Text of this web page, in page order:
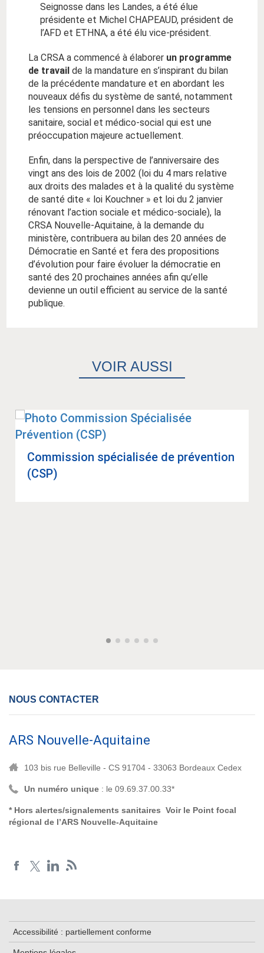
Seignosse dans les Landes, a été élue
présidente et Michel CHAPEAUD, président de
l’AFD et ETHNA, a été élu vice-président.
La CRSA a commencé à élaborer un programme
de travail de la mandature en s’inspirant du bilan
de la précédente mandature et en abordant les
nouveaux défis du système de santé, notamment
les tensions en personnel dans les secteurs
sanitaire, social et médico-social qui est une
préoccupation majeure actuellement.
Enfin, dans la perspective de l’anniversaire des
vingt ans des lois de 2002 (loi du 4 mars relative
aux droits des malades et à la qualité du système
de santé dite « loi Kouchner » et loi du 2 janvier
rénovant l’action sociale et médico-sociale), la
CRSA Nouvelle-Aquitaine, à la demande du
ministère, contribuera au bilan des 20 années de
Démocratie en Santé et fera des propositions
d’évolution pour faire évoluer la démocratie en
santé des 20 prochaines années afin qu’elle
devienne un outil efficient au service de la santé
publique.
VOIR AUSSI
Com­mis­sion spé­cia­li­sée de pré­ven­tion
(CSP)
NOUS CONTACTER
ARS Nouvelle-Aquitaine
103 bis rue Belleville - CS 91704 - 33063 Bordeaux Cedex
Un numéro unique : le 09.69.37.00.33*
* Hors alertes/signalements sanitaires Voir le Point focal
régional de l’ARS Nouvelle-Aquitaine
Accessibilité : partiellement conforme